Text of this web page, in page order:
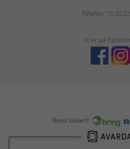
Telefon: 70 20
Vi er på
Bestil sikkert!